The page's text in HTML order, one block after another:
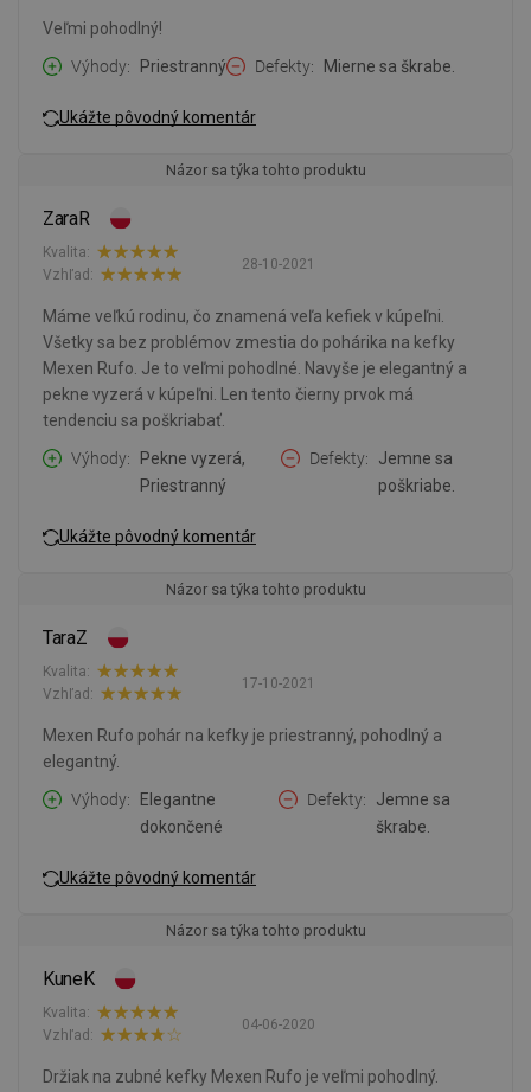
Veľmi pohodlný!
Výhody
Priestranný Defekty Mierne sa škrabe.
Ukážte pôvodný komentár
Názor sa týka tohto produktu
ZaraR
28-10-2021
Kvalita:
Vzhľad:
Máme veľkú rodinu, čo znamená veľa kefiek v kúpeľni.
Všetky sa bez problémov zmestia do pohárika na kefky
Mexen Rufo. Je to veľmi pohodlné. Navyše je elegantný a
pekne vyzerá v kúpeľni. Len tento čierny prvok má
tendenciu sa poškriabať.
Výhody
Pekne vyzerá,
Priestranný
Defekty
Jemne sa
poškriabe.
Ukážte pôvodný komentár
Názor sa týka tohto produktu
TaraZ
17-10-2021
Kvalita:
Vzhľad:
Mexen Rufo pohár na kefky je priestranný, pohodlný a
elegantný.
Výhody
Elegantne
dokončené
Defekty
Jemne sa
škrabe.
Ukážte pôvodný komentár
Názor sa týka tohto produktu
KuneK
04-06-2020
Kvalita:
Vzhľad:
Držiak na zubné kefky Mexen Rufo je veľmi pohodlný.